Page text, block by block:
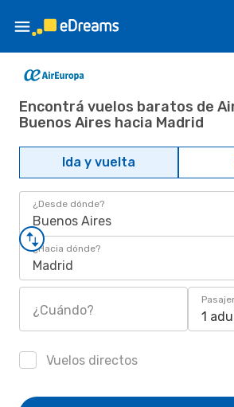
Encontrá vuelos baratos de
Buenos Aires hacia Madrid
Ida y vuelta
¿Desde dónde?
Buenos Aires
¿Hacia dónde?
Madrid
¿Cuándo? 1
Vuelos directos